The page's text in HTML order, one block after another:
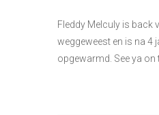
Fleddy Melculy is back
weggeweest en is na 4
opgewarmd. See ya on